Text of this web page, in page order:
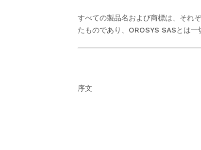
すべての製品名および商標は、それ
たものであり、OROSYS SASとは一
序文